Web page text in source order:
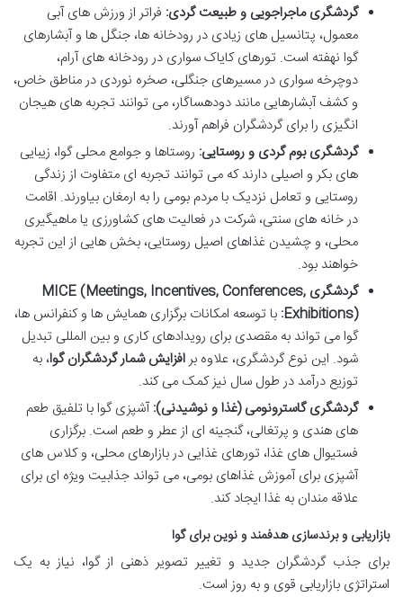
گردشگری ماجراجویی و طبیعت گردی: فراتر از ورزش های آبی
معمول، پتانسیل های زیادی در رودخانه ها، جنگل ها و آبشارهای
گوا نهفته است. تورهای کایاک سواری در رودخانه های آرام،
دوچرخه سواری در مسیرهای جنگلی، صخره نوردی در مناطق خاص،
و کشف آبشارهایی مانند دودهساگار، می توانند تجربه های هیجان
انگیزی را برای گردشگران فراهم آورند.
گردشگری بوم گردی و روستایی: روستاها و جوامع محلی گوا، زیبایی
های بکر و اصیلی دارند که می توانند تجربه ای متفاوت از زندگی
روستایی و تعامل نزدیک با مردم بومی را به ارمغان بیاورند. اقامت
در خانه های سنتی، شرکت در فعالیت های کشاورزی یا ماهیگیری
محلی، و چشیدن غذاهای اصیل روستایی، بخش هایی از این تجربه
خواهند بود.
گردشگری MICE (Meetings, Incentives, Conferences,
Exhibitions): با توسعه امکانات برگزاری همایش ها و کنفرانس ها،
گوا می تواند به مقصدی برای رویدادهای کاری و بین المللی تبدیل
شود. این نوع گردشگری، علاوه بر افزایش شمار گردشگران گوا، به
توزیع درآمد در طول سال نیز کمک می کند.
گردشگری گاسترونومی (غذا و نوشیدنی):آشپزی گوا با تلفیق طعم
های هندی و پرتغالی، گنجینه ای از عطر و طعم است. برگزاری
فستیوال های غذا، تورهای غذایی در بازارهای محلی، و کلاس های
آشپزی برای آموزش غذاهای بومی، می تواند جذابیت ویژه ای برای
علاقه مندان به غذا ایجاد کند.
بازاریابی و برندسازی هدفمند و نوین برای گوا
برای جذب گردشگران جدید و تغییر تصویر ذهنی از گوا، نیاز به یک
استراتژی بازاریابی قوی و به روز است.